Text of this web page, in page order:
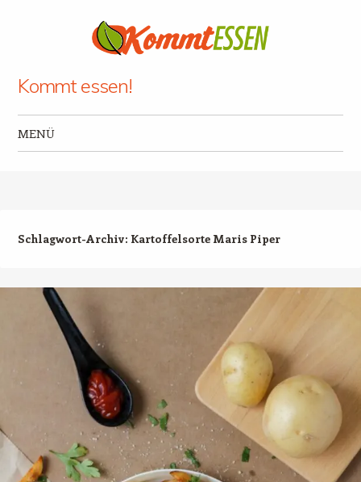
Kommt essen!
MENÜ
Schlagwort-Archiv: Kartoffelsorte Maris Piper